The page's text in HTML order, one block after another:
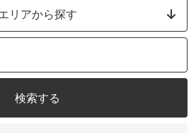
リアから探す
検索する